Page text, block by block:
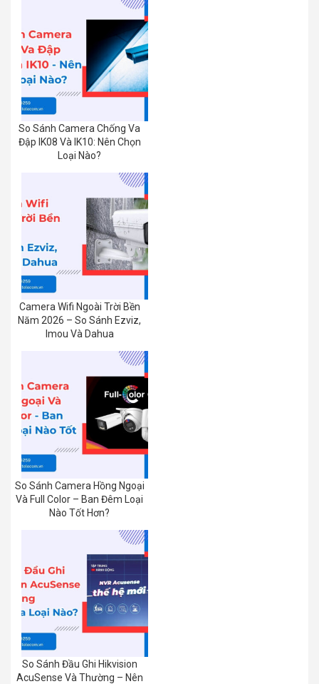
So Sánh Camera Chống Va
Đập IK08 Và IK10: Nên Chọn
Loại Nào?
Camera Wifi Ngoài Trời Bền
Năm 2026 – So Sánh Ezviz,
Imou Và Dahua
So Sánh Camera Hồng Ngoại
Và Full Color – Ban Đêm Loại
Nào Tốt Hơn?
So Sánh Đầu Ghi Hikvision
AcuSense Và Thường – Nên